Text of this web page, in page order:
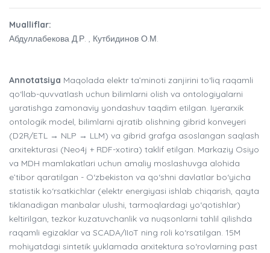
Mualliflar:
Абдуллабекова Д.Р. , Кутбидинов О.М.
Annotatsiya Maqolada elektr ta’minoti zanjirini to‘liq raqamli
qo‘llab-quvvatlash uchun bilimlarni olish va ontologiyalarni
yaratishga zamonaviy yondashuv taqdim etilgan. Iyerarxik
ontologik model, bilimlarni ajratib olishning gibrid konveyeri
(D2R/ETL → NLP → LLM) va gibrid grafga asoslangan saqlash
arxitekturasi (Neo4j + RDF-xotira) taklif etilgan. Markaziy Osiyo
va MDH mamlakatlari uchun amaliy moslashuvga alohida
e’tibor qaratilgan - O‘zbekiston va qo‘shni davlatlar bo‘yicha
statistik ko‘rsatkichlar (elektr energiyasi ishlab chiqarish, qayta
tiklanadigan manbalar ulushi, tarmoqlardagi yo‘qotishlar)
keltirilgan, tezkor kuzatuvchanlik va nuqsonlarni tahlil qilishda
raqamli egizaklar va SCADA/IIoT ning roli ko‘rsatilgan. 15M
mohiyatdagi sintetik yuklamada arxitektura so‘rovlarning past